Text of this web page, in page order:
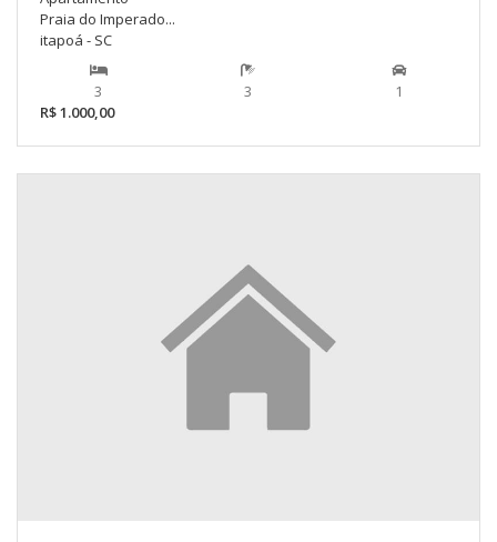
Praia do Imperado...
itapoá - SC
3 3
1
R$ 1.000,00